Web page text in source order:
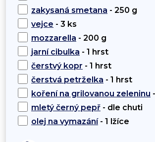
zakysaná smetana - 250 g
vejce - 3 ks
mozzarella - 200 g
jarní cibulka - 1 hrst
čerstvý kopr - 1 hrst
čerstvá petrželka - 1 hrst
koření na grilovanou zeleninu
mletý černý pepř - dle chuti
olej na vymazání- 1 lžíce